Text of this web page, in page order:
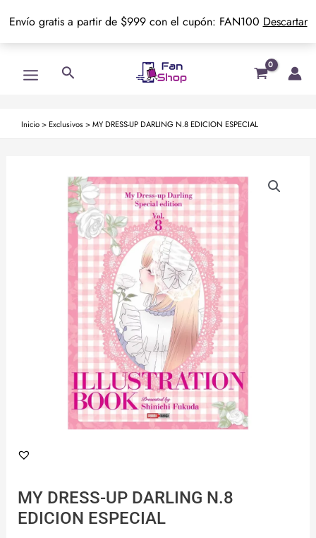
Envío gratis a partir de $999 con el cupón: FAN100 Descartar
Menu
Buscar
Inicio> Exclusivos>MY DRESS-UP DARLING N.8 EDICION ESPECIAL
MY DRESS-UP DARLING N.8
EDICION ESPECIAL